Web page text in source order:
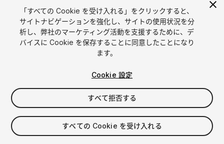
1/ 20
$19.99
消費税は決済時に計算されます
「すべての Cookie を受け入れる」をクリックすると、
サイトナビゲーションを強化し、サイトの使用状況を分
析し、弊社のマーケティング活動を支援するために、デ
バイスに Cookie を保存することに同意したことになり
ます。
Cookie 設定
すべて拒否する
すべての Cookie を受け入れる